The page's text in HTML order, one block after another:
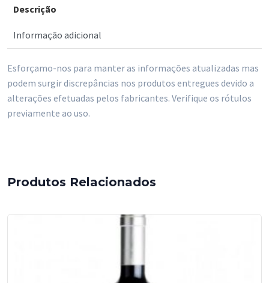
Vinho
Candeeira
-
Estágio
Descrição
Informação adicional
Esforçamo-nos para manter as informações atualizadas mas
podem surgir discrepâncias nos produtos entregues devido a
alterações efetuadas pelos fabricantes. Verifique os rótulos
previamente ao uso.
Produtos Relacionados